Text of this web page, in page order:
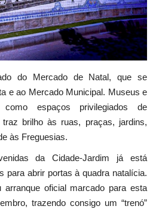
do Mercado de Natal, que se
e ao Mercado Municipal. Museus e
como espaços privilegiados de
traz brilho às ruas, praças, jardins,
às Freguesias.
da Cidade-Jardim já está
para abrir portas à quadra natalícia.
oficial marcado para esta
trazendo consigo um “trenó”